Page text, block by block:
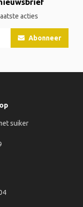
acties
Abonneer
suiker